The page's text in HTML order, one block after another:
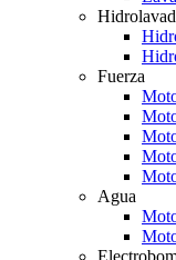
Fuerza
Agua